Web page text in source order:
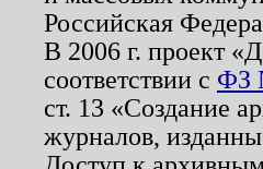
Российская
В 2006 г. проект
соответствии с ФЗ
ст. 13 «Создание
журналов,